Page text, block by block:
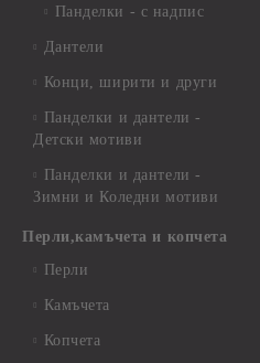
Панделки - с надпис
Дантели
Конци, ширити и други
Панделки и дантели -
Детски мотиви
Панделки и дантели -
Зимни и Коледни мотиви
Перли,камъчета и копчета
Перли
Камъчета
Копчета